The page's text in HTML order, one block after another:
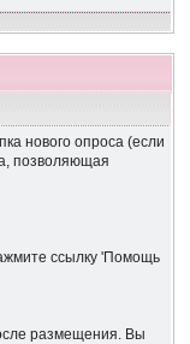
нового опроса (если
позволяющая
ссылку 'Помощь
размещения. Вы